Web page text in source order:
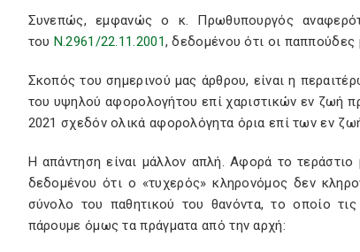
Συνεπώς, εμφανώς ο κ. Πρωθυπουργός
του Ν.2961/22.11.2001, δεδομένου ότι οι παππούδες
Σκοπός του σημερινού μας άρθρου, είναι η
του υψηλού αφορολογήτου επί χαριστικών εν ζωή
2021 σχεδόν ολικά αφορολόγητα όρια επί των εν
Η απάντηση είναι μάλλον απλή. Αφορά το
δεδομένου ότι ο «τυχερός» κληρονόμος δεν
σύνολο του παθητικού του θανόντα, το οποίο
πάρουμε όμως τα πράγματα από την αρχή: